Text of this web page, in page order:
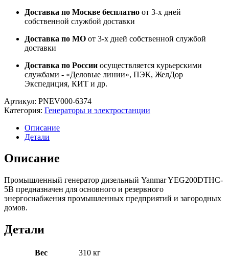
Доставка по Москве бесплатно от 3-х дней
собственной службой доставки
Доставка по МО от 3-х дней собственной службой
доставки
Доставка по России осуществляется курьерскими
службами - «Деловые линии», ПЭК, ЖелДор
Экспедиция, КИТ и др.
Артикул: PNEV000-6374
Категория: Генераторы и электростанции
Описание
Детали
Описание
Промышленный генератор дизельный Yanmar YEG200DTHC-
5B предназначен для основного и резервного
энергоснабжения промышленных предприятий и загородных
домов.
Детали
Вес 310 кг